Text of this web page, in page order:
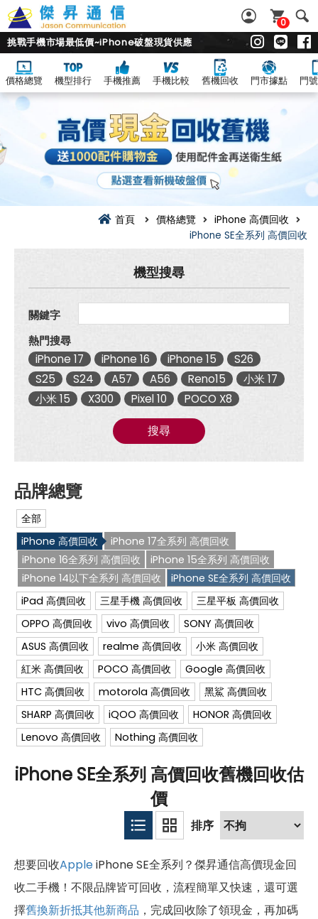
Apple
iPhone
系
列
回
總
0
挑戰手機市場最低價~iPhone破盤現貨供應
價格總覽 機型排行 手機推薦 手機比較 舊機回收 門市據點 門
首頁 價格總覽
iPhone 高價回收
iPhone SE全系列 高價回收
機型搜尋
關鍵字
熱門搜尋
iPhone 17
iPhone 16 iPhone 15
S26
S25
S24 A57 A56 Reno15
小米 17
小米 15
X300 Pixel 10 POCO X8
搜尋
全部
iPhone 高價回收
iPhone 17全系列 高價回收
iPhone 16全系列 高價回收
iPhone 15全系列 高價回收
iPhone 14以下全系列 高價回收
iPhone SE全系列 高價回收
iPad 高價回收
三星手機 高價回收
三星平板 高價回收
OPPO 高價回收
vivo 高價回收
SONY 高價回收
ASUS 高價回收
realme 高價回收
小米 高價回收
紅米 高價回收
POCO 高價回收
Google 高價回收
HTC 高價回收
motorola 高價回收
黑鯊 高價回收
SHARP 高價回收
iQOO 高價回收
HONOR 高價回收
Lenovo 高價回收
Nothing 高價回收
iPhone SE全系列 高價回收舊機回收估
價
想要回收AppleiPhone SE全系列？傑昇通信高價現金回
收二手機！不限品牌皆可回收，流程簡單又快速，還可選
擇舊換新折抵其他新商品 ，完成回收除了領現金，再加碼